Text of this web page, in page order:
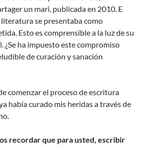
un mari, publicada en 2010. E
se presentaba como
Esto es comprensible a la luz de su
¿Se ha impuesto este compromiso
de curación y sanación
comenzar el proceso de escritura
había curado mis heridas a través de
recordar que para usted, escribir